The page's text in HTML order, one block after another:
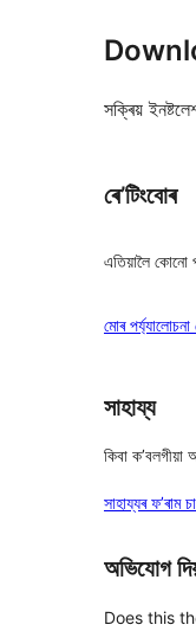
সক্ৰিয়
ৰে’টিংবোৰ
এতিয়ালৈ কোনো
মোৰ
সাহায্য
কিবা ক’বলগীয়া
সাহায্যৰ ফ’ৰাম
অভিযোগ
Does this